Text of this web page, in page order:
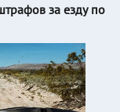
за езду по